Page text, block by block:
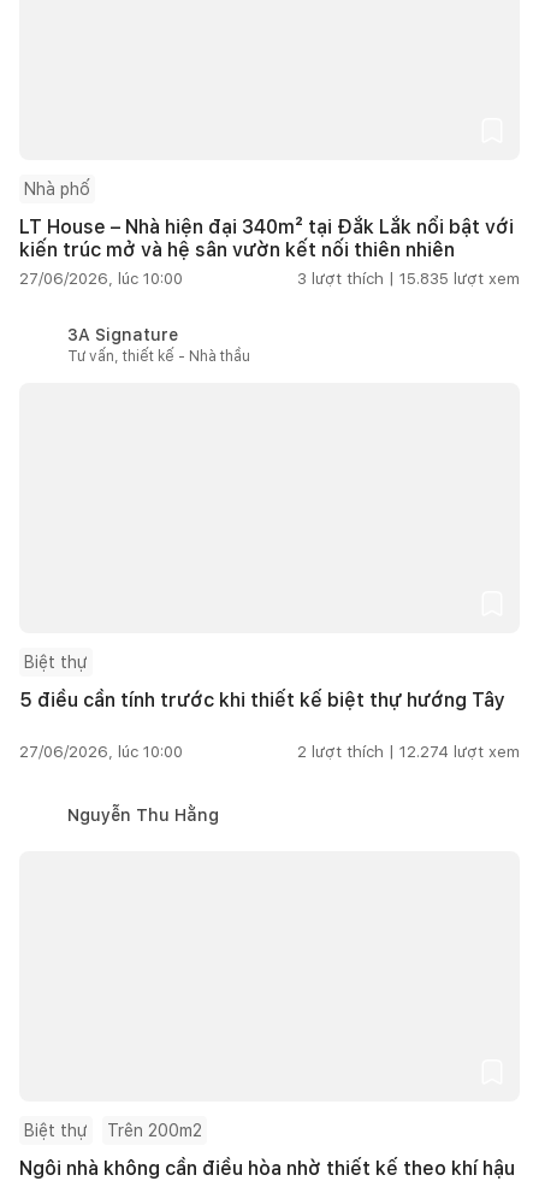
Nhà phố
LT House – Nhà hiện đại 340m² tại Đắk Lắk nổi bật với
kiến trúc mở và hệ sân vườn kết nối thiên nhiên
27/06/2026, lúc 10:00 3 lượt thích | 15.835 lượt xem
3A Signature
Tư vấn, thiết kế - Nhà thầu
Biệt thự
5 điều cần tính trước khi thiết kế biệt thự hướng Tây
27/06/2026, lúc 10:00 2 lượt thích | 12.274 lượt xem
Nguyễn Thu Hằng
Biệt thự Trên 200m2
Ngôi nhà không cần điều hòa nhờ thiết kế theo khí hậu